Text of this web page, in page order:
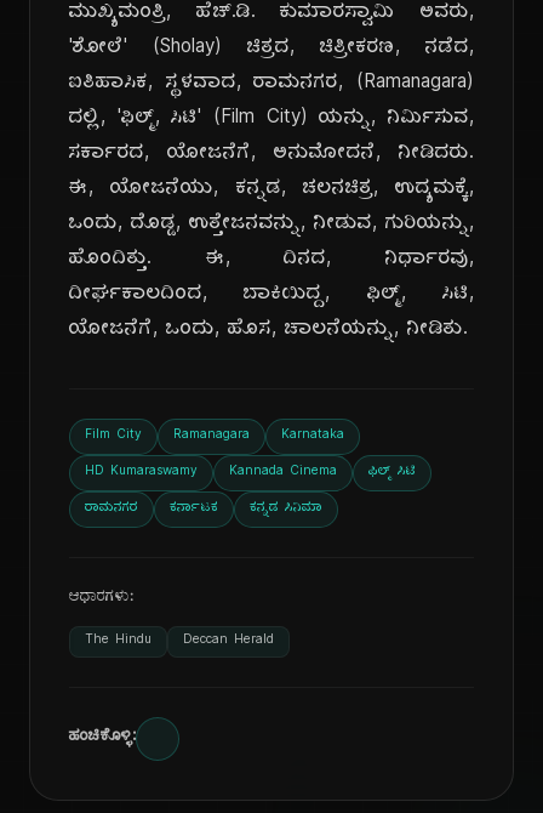
ಮುಖ್ಯಮಂತ್ರಿ, ಹೆಚ್.ಡಿ. ಕುಮಾರಸ್ವಾಮಿ ಅವರು,
'ಶೋಲೆ' (Sholay) ಚಿತ್ರದ, ಚಿತ್ರೀಕರಣ, ನಡೆದ,
ಐತಿಹಾಸಿಕ, ಸ್ಥಳವಾದ, ರಾಮನಗರ, (Ramanagara)
ದಲ್ಲಿ, 'ಫಿಲ್ಮ್, ಸಿಟಿ' (Film City) ಯನ್ನು, ನಿರ್ಮಿಸುವ,
ಸರ್ಕಾರದ, ಯೋಜನೆಗೆ, ಅನುಮೋದನೆ, ನೀಡಿದರು.
ಈ, ಯೋಜನೆಯು, ಕನ್ನಡ, ಚಲನಚಿತ್ರ, ಉದ್ಯಮಕ್ಕೆ,
ಒಂದು, ದೊಡ್ಡ, ಉತ್ತೇಜನವನ್ನು, ನೀಡುವ, ಗುರಿಯನ್ನು,
ಹೊಂದಿತ್ತು. ಈ, ದಿನದ, ನಿರ್ಧಾರವು,
ದೀರ್ಘಕಾಲದಿಂದ, ಬಾಕಿಯಿದ್ದ, ಫಿಲ್ಮ್, ಸಿಟಿ,
ಯೋಜನೆಗೆ, ಒಂದು, ಹೊಸ, ಚಾಲನೆಯನ್ನು, ನೀಡಿತು.
Film City Ramanagara Karnataka
HD Kumaraswamy Kannada Cinema ಫಿಲ್ಮ್ ಸಿಟಿ
ರಾಮನಗರ ಕರ್ನಾಟಕ ಕನ್ನಡ ಸಿನಿಮಾ
ಆಧಾರಗಳು:
The Hindu Deccan Herald
ಹಂಚಿಕೊಳ್ಳಿ: